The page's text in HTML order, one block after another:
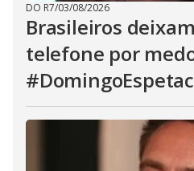
DO R7/03/08/2026
Brasileiros
telefone por